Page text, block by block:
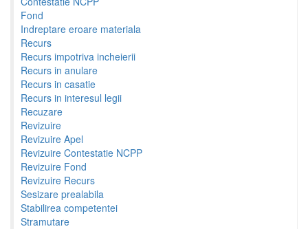
Fond
Indreptare eroare materiala
Recurs
Recurs impotriva incheierii
Recurs in anulare
Recurs in casatie
Recurs in interesul legii
Recuzare
Revizuire
Revizuire Apel
Revizuire Contestatie NCPP
Revizuire Fond
Revizuire Recurs
Sesizare prealabila
Stabilirea competentei
Stramutare